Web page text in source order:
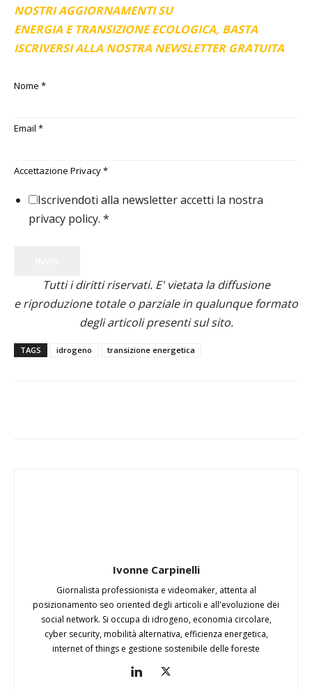
NOSTRI AGGIORNAMENTI SU
ENERGIA E TRANSIZIONE ECOLOGICA, BASTA
ISCRIVERSI ALLA NOSTRA NEWSLETTER GRATUITA
Nome *
Email *
Accettazione Privacy*
Iscrivendoti alla newsletter accetti la nostra
privacy policy. *
Tutti i diritti riservati. E' vietata la diffusione
e riproduzione totale o parziale in qualunque formato
degli articoli presenti sul sito.
TAGS idrogeno transizione energetica
Ivonne Carpinelli
Giornalista professionista e videomaker, attenta al
posizionamento seo oriented degli articoli e all'evoluzione dei
social network. Si occupa di idrogeno, economia circolare,
cyber security, mobilità alternativa, efficienza energetica,
internet of things e gestione sostenibile delle foreste